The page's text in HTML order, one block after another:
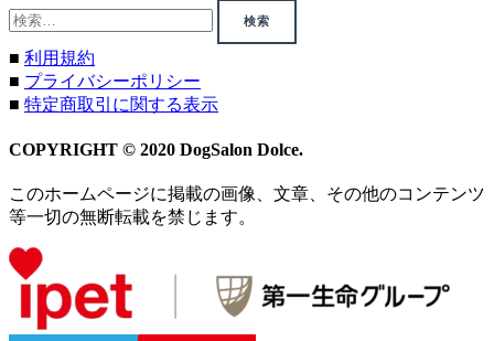
検
索:
■ 利用規約
■ プライバシーポリシー
■ 特定商取引に関する表示
COPYRIGHT © 2020 DogSalon Dolce.
このホームページに掲載の画像、文章、その他のコンテンツ
等一切の無断転載を禁じます。